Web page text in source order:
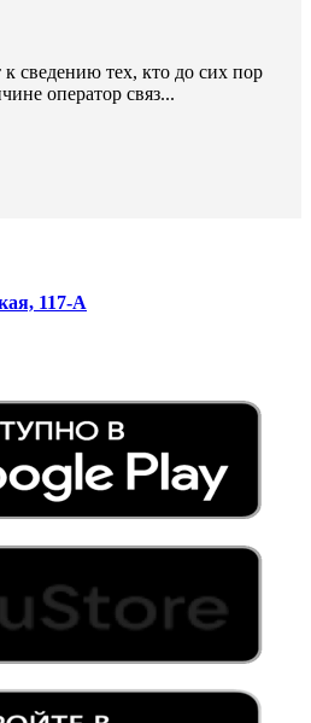
сведению тех, кто до сих пор
оператор связ...
117-А